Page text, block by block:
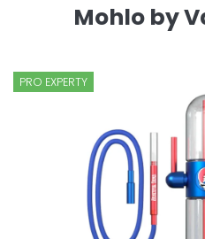
Mohlo by
PRO EXPERTY